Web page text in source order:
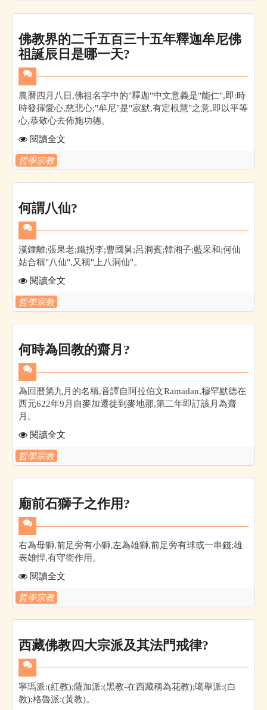
佛教界的二千五百三十五年釋迦牟尼佛
祖誕辰日是哪一天?
農曆四月八日,佛祖名字中的"釋迦"中文意義是"能仁",即:時
時發揮愛心,慈悲心;"牟尼"是"寂默,有定根慧"之意,即以平等
心,恭敬心去佈施功德。
閱讀全文
哲學宗教
何謂八仙?
漢鍾離;張果老;鐵拐李;曹國舅;呂洞賓;韓湘子;藍采和;何仙
姑合稱"八仙",又稱"上八洞仙"。
閱讀全文
哲學宗教
何時為回教的齋月?
為回曆第九月的名稱,音譯自阿拉伯文Ramadan,穆罕默德在
西元622年9月自麥加遷徙到麥地那,第二年即訂該月為齋
月。
閱讀全文
哲學宗教
廟前石獅子之作用?
右為母獅,前足旁有小獅,左為雄獅,前足旁有球或一串錢;雄
表雄悍,有守衛作用。
閱讀全文
哲學宗教
西藏佛教四大宗派及其法門戒律?
寧瑪派:(紅教);薩加派:(黑教-在西藏稱為花教);噶舉派:(白
教);格魯派:(黃教)。